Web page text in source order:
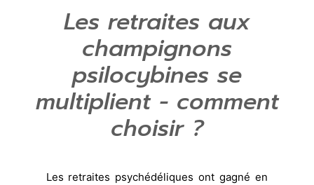
Les retraites aux
champignons
psilocybines se
multiplient - comment
choisir ?
Les retraites psychédéliques ont gagné en